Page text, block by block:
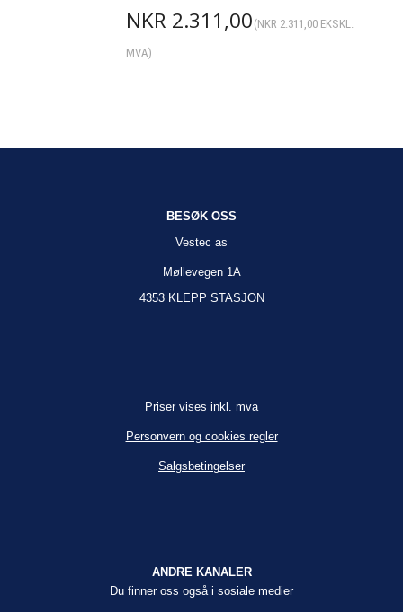
NKR 2.311,00 (NKR 2.311,00EKSKL.
MVA)
BESØK OSS
Vestec as
Møllevegen 1A
4353 KLEPP STASJON
Priser vises inkl. mva
Personvern og cookies regler
Salgsbetingelser
ANDRE KANALER
Du finner oss også i sosiale medier